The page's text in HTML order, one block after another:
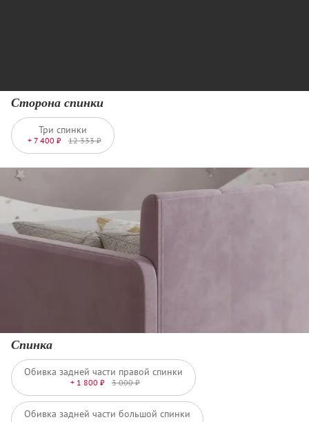
Сторона спинки
Три спинки
+ 7 400 ₽ 12 333 ₽
Спинка
Обивка задней части правой спинки
+ 1 800 ₽ 3 000 ₽
Обивка задней части большой спинки